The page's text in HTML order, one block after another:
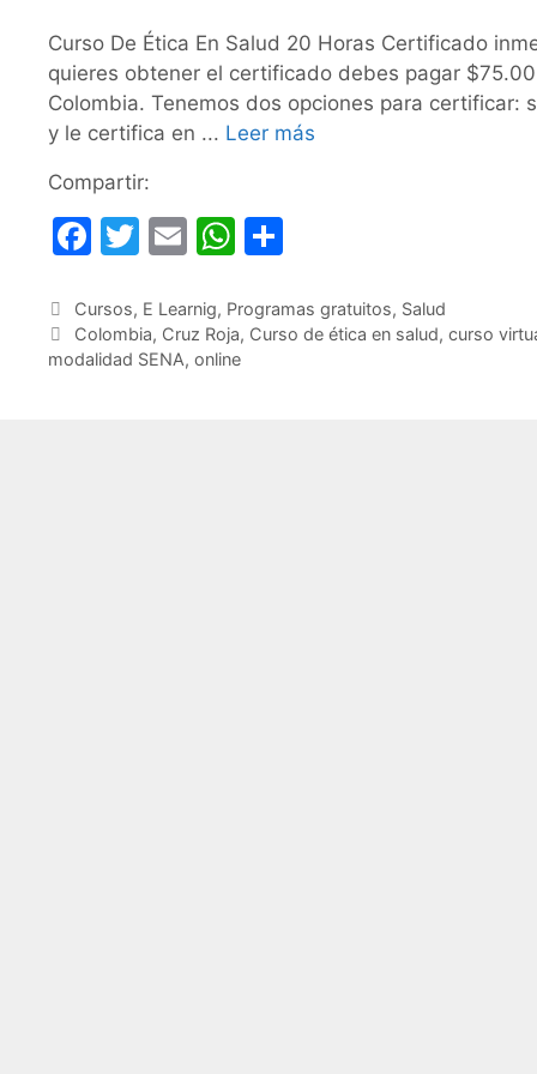
Curso De Ética En Salud 20 Horas Certificado
quieres obtener el certificado debes pagar
Colombia. Tenemos dos opciones para
y le certifica en ... Leer más
Compartir:
F
c
e
T
itt
er
E
ai
l
W
at
s
m
p
Categorías
Cursos, E Learnig, Programas gratuitos, Salud
Etiquetas
Colombia, Cruz Roja, Curso de ética en salud, curso
modalidad SENA, online